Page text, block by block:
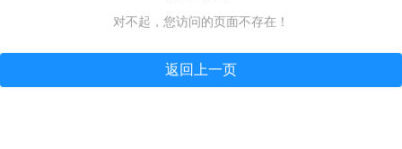
对不起，您访问的页面不存在！
返回上一页